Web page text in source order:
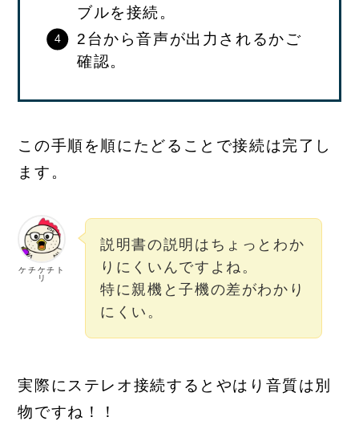
ブルを接続。
2台から音声が出力されるかご
確認。
この手順を順にたどることで接続は完了し
ます。
ケチケチト
リ
説明書の説明はちょっとわか
りにくいんですよね。
特に親機と子機の差がわかり
にくい。
実際にステレオ接続するとやはり音質は別
物ですね！！